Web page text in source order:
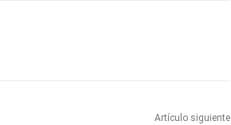
Artículo siguiente